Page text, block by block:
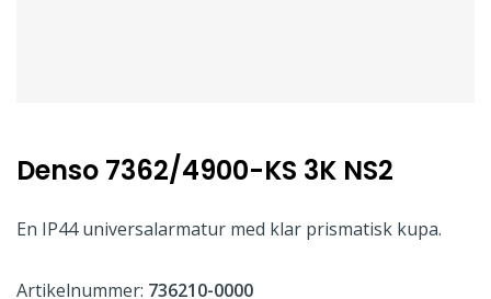
Denso 7362/4900-KS 3K NS2
En IP44 universalarmatur med klar prismatisk kupa.
Artikelnummer: 736210-0000